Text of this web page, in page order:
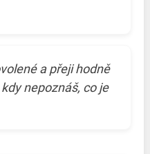
a přeji hodně
nepoznáš, co je